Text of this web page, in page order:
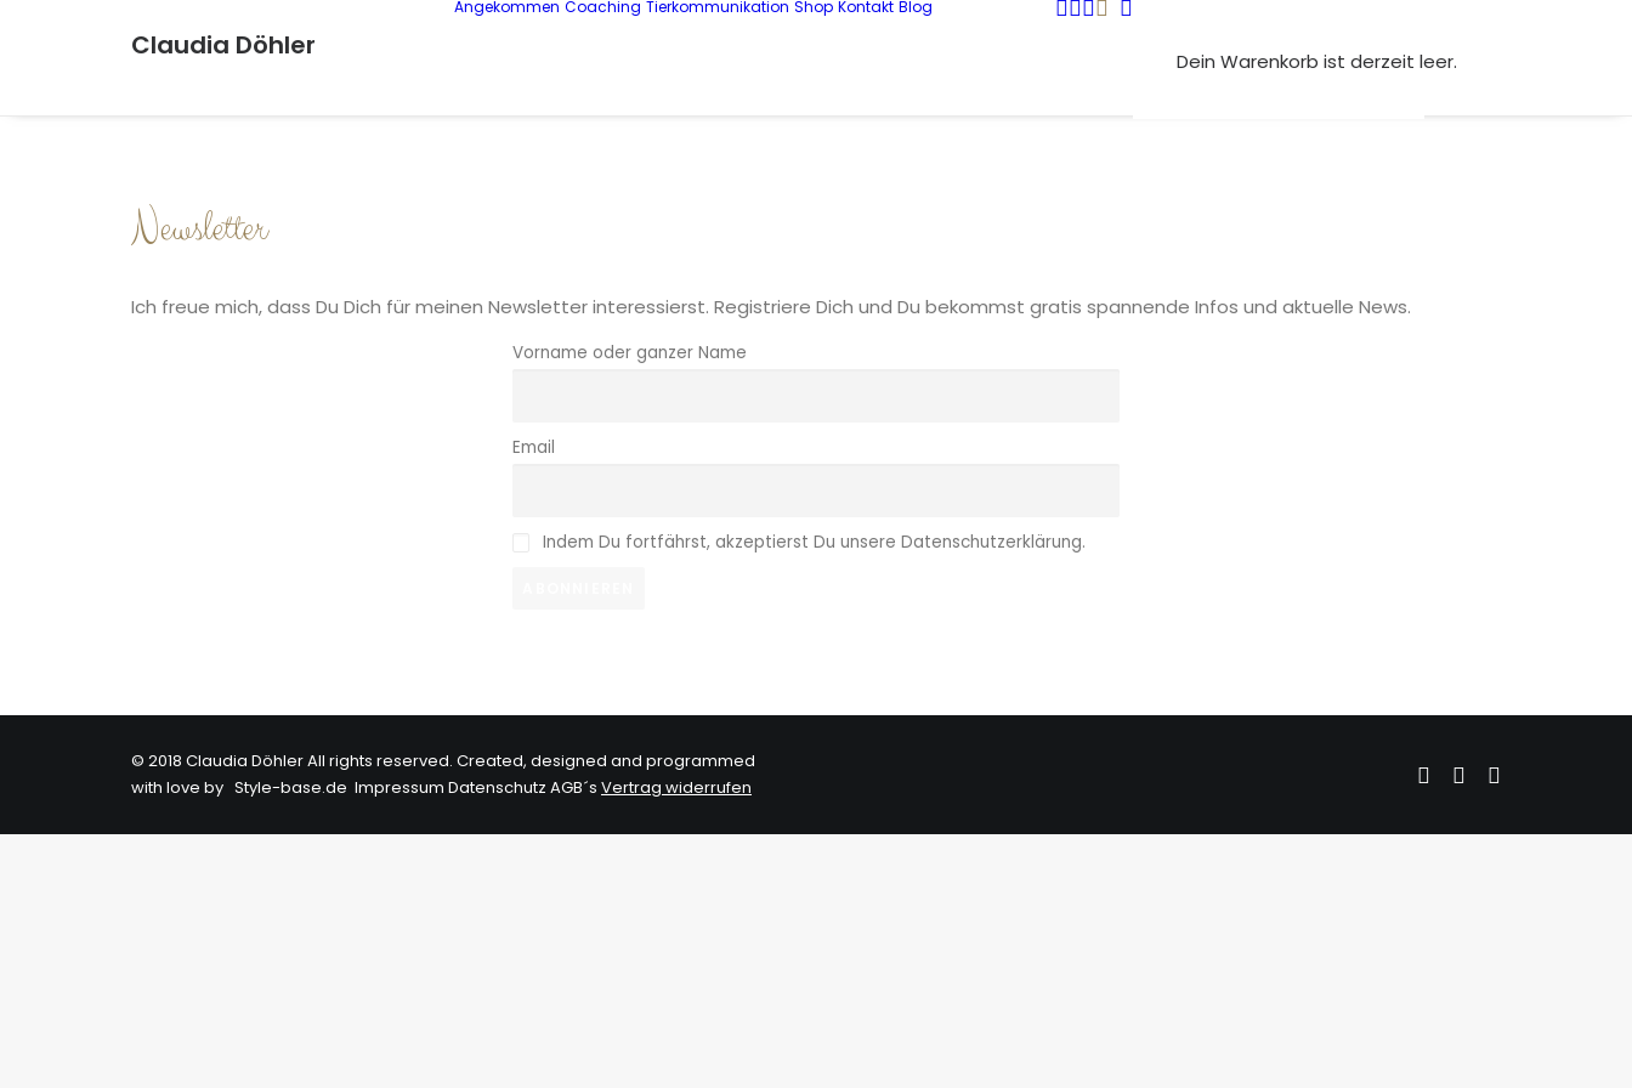
Claudia Döhler
Angekommen Coaching Tierkommunikation Shop Kontakt Blog
Dein Warenkorb ist derzeit leer.
Newsletter
Ich freue mich, dass Du Dich für meinen Newsletter interessierst. Registriere Dich und Du bekommst gratis spannende Infos und aktuelle News.
Vorname oder ganzer Name
Email
Indem Du fortfährst, akzeptierst Du unsere Datenschutzerklärung.
© 2018 Claudia Döhler All rights reserved. Created, designed and programmed
with love by Style-base.de Impressum Datenschutz AGB´s Vertrag widerrufen